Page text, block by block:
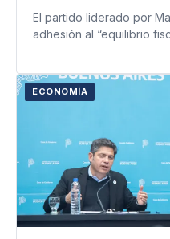
El partido liderado por
adhesión al “equilibrio
ECONOMÍA